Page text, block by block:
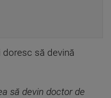
să devină
să devin doctor de